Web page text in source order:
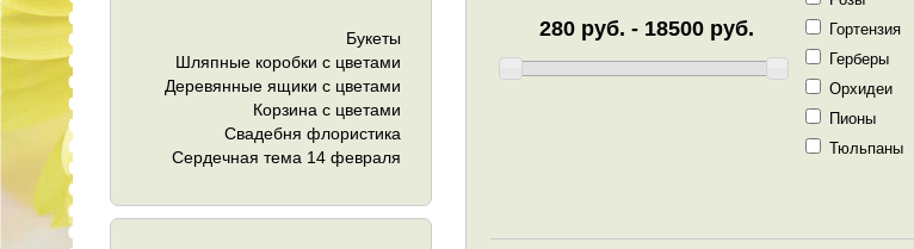
Букеты
Шляпные коробки с цветами
Деревянные ящики с цветами
Корзина с цветами
Свадебня флористика
Сердечная тема 14 февраля
Гортензия
Герберы
Орхидеи
Пионы
Тюльпаны